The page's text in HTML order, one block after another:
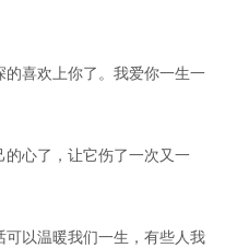
的喜欢上你了。我爱你一生一
的心了，让它伤了一次又一
可以温暖我们一生，有些人我